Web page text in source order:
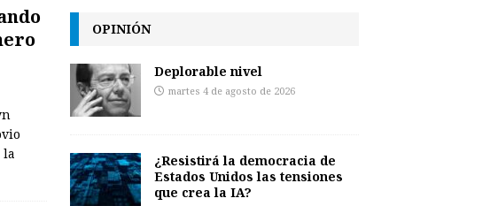
la
OPINIÓN
Deplorable nivel
martes 4 de agosto de 2026
¿Resistirá la democracia de
Estados Unidos las tensiones
que crea la IA?